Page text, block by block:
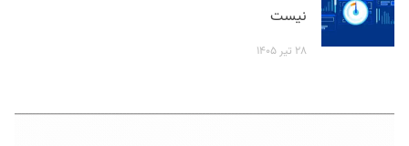
نیست
۲۸ تیر ۱۴۰۵